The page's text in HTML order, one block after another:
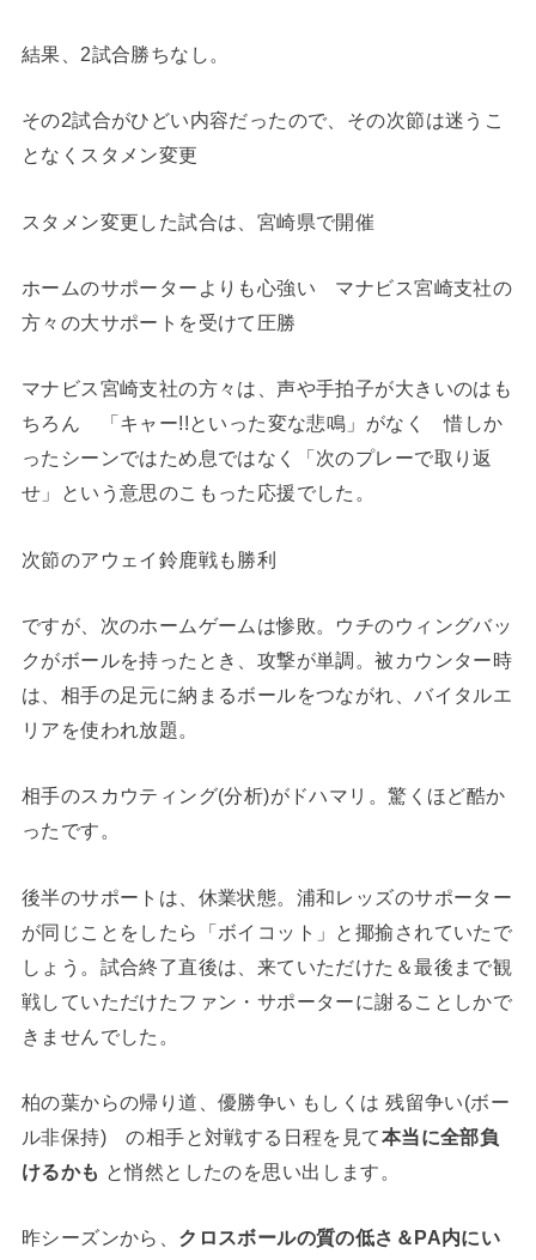
結果、2試合勝ちなし。
その2試合がひどい内容だったので、その次節は迷うこ
となくスタメン変更
スタメン変更した試合は、宮崎県で開催
ホームのサポーターよりも心強い マナビス宮崎支社の
方々の大サポートを受けて圧勝
マナビス宮崎支社の方々は、声や手拍子が大きいのはも
ちろん 「キャー!!といった変な悲鳴」がなく 惜しか
ったシーンではため息ではなく「次のプレーで取り返
せ」という意思のこもった応援でした。
次節のアウェイ鈴鹿戦も勝利
ですが、次のホームゲームは惨敗。ウチのウィングバッ
クがボールを持ったとき、攻撃が単調。被カウンター時
は、相手の足元に納まるボールをつながれ、バイタルエ
リアを使われ放題。
相手のスカウティング(分析)がドハマリ。驚くほど酷か
ったです。
後半のサポートは、休業状態。浦和レッズのサポーター
が同じことをしたら「ボイコット」と揶揄されていたで
しょう。試合終了直後は、来ていただけた＆最後まで観
戦していただけたファン・サポーターに謝ることしかで
きませんでした。
柏の葉からの帰り道、優勝争い もしくは 残留争い(ボー
ル非保持) の相手と対戦する日程を見て本当に全部負
けるかも と悄然としたのを思い出します。
昨シーズンから、 クロスボールの質の低さ＆PA内にい